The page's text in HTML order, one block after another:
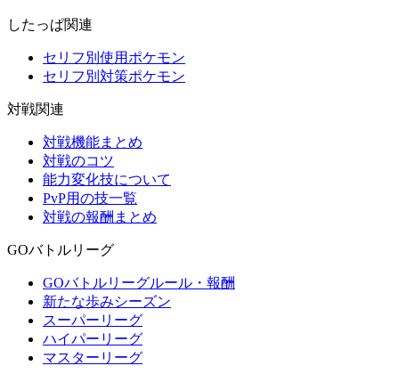
したっぱ関連
セリフ別使用ポケモン
セリフ別対策ポケモン
対戦関連
対戦機能まとめ
対戦のコツ
能力変化技について
PvP用の技一覧
対戦の報酬まとめ
GOバトルリーグ
GOバトルリーグルール・報酬
新たな歩みシーズン
スーパーリーグ
ハイパーリーグ
マスターリーグ